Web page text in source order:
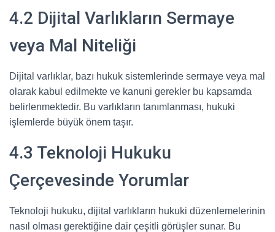
4.2 Dijital Varlıkların Sermaye
veya Mal Niteliği
Dijital varlıklar, bazı hukuk sistemlerinde sermaye veya mal
olarak kabul edilmekte ve kanuni gerekler bu kapsamda
belirlenmektedir. Bu varlıkların tanımlanması, hukuki
işlemlerde büyük önem taşır.
4.3 Teknoloji Hukuku
Çerçevesinde Yorumlar
Teknoloji hukuku, dijital varlıkların hukuki düzenlemelerinin
nasıl olması gerektiğine dair çeşitli görüşler sunar. Bu